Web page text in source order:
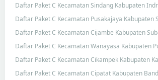
Daftar Paket C Kecamatan Sindang Kabupaten
Daftar Paket C Kecamatan Pusakajaya Kabupaten
Daftar Paket C Kecamatan Cijambe Kabupaten
Daftar Paket C Kecamatan Wanayasa Kabupaten
Daftar Paket C Kecamatan Cikampek Kabupaten
Daftar Paket C Kecamatan Cipatat Kabupaten